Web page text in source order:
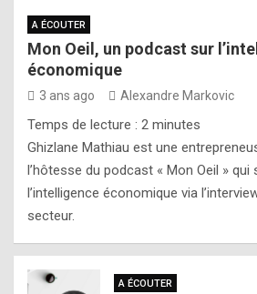
A ÉCOUTER
Mon Oeil, un podcast sur
économique
3 ans ago Alexandre Markovic
Temps de lecture : 2 minutes
Ghizlane Mathiau est une
l’hôtesse du podcast « Mon Oeil »
l’intelligence économique via
secteur.
A ÉCOUTER